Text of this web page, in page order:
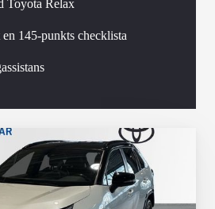
Toyota Relax
145-punkts checklista